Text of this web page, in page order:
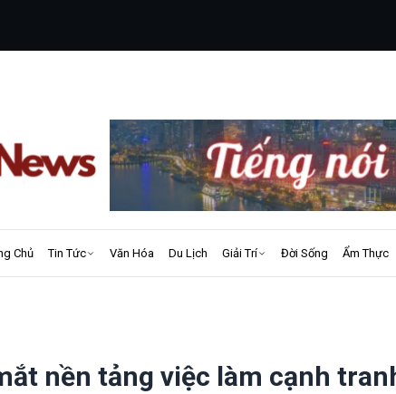
Chủ Tin Tức Văn Hóa Du Lịch Giải Trí Đời Sống Ẩm Thực
nền tảng việc làm cạnh